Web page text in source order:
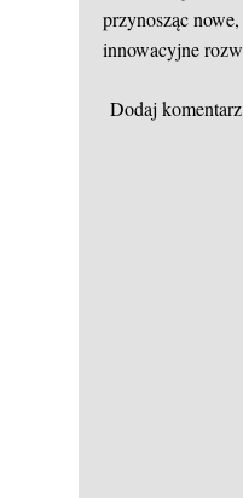
przynosząc nowe,
innowacyjne
Dodaj komentarz